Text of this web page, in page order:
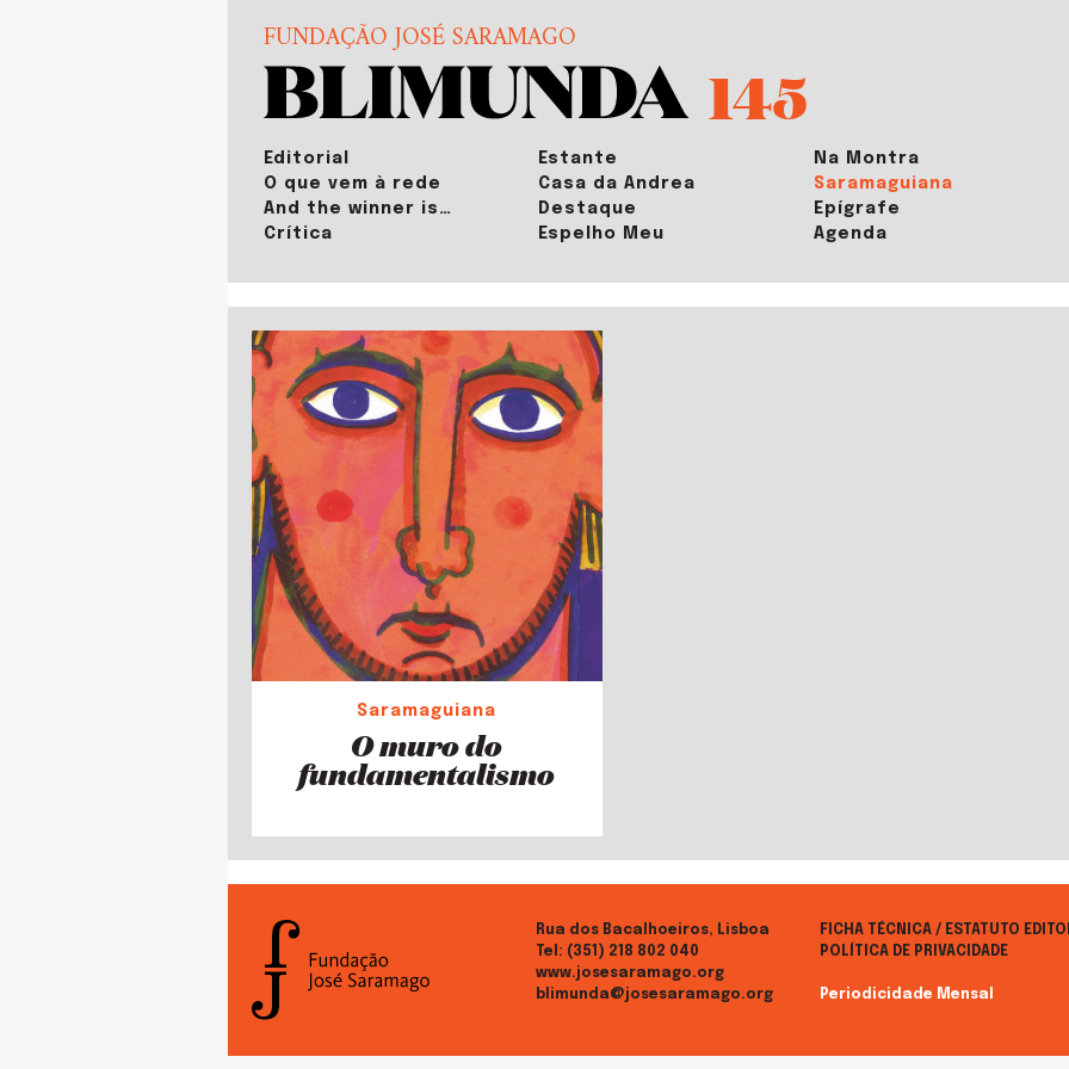
FUNDAÇÃO JOSÉ SARAMAGO
145
Editorial
O que vem à rede
And the winner is…
Crítica
Estante
Casa da Andrea
Destaque
Espelho Meu
Na Montra
Saramaguiana
Epígrafe
Agenda
Saramaguiana
O muro do
fundamentalismo
Rua dos Bacalhoeiros, Lisboa
Tel: (351) 218 802 040
www.josesaramago.org
blimunda@josesaramago.org
FICHA TÉCNICA / ESTATUTO
POLÍTICA DE PRIVACIDADE
Periodicidade Mensal